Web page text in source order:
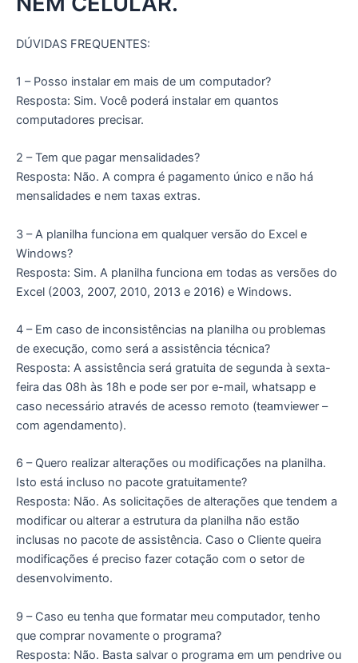
DÚVIDAS FREQUENTES:
1 – Posso instalar em mais de um computador?
Resposta: Sim. Você poderá instalar em quantos
computadores precisar.
2 – Tem que pagar mensalidades?
Resposta: Não. A compra é pagamento único e não há
mensalidades e nem taxas extras.
3 – A planilha funciona em qualquer versão do Excel e
Windows?
Resposta: Sim. A planilha funciona em todas as versões do
Excel (2003, 2007, 2010, 2013 e 2016) e Windows.
4 – Em caso de inconsistências na planilha ou problemas
de execução, como será a assistência técnica?
Resposta: A assistência será gratuita de segunda à sexta-
feira das 08h às 18h e pode ser por e-mail, whatsapp e
caso necessário através de acesso remoto (teamviewer –
com agendamento).
6 – Quero realizar alterações ou modificações na planilha.
Isto está incluso no pacote gratuitamente?
Resposta: Não. As solicitações de alterações que tendem a
modificar ou alterar a estrutura da planilha não estão
inclusas no pacote de assistência. Caso o Cliente queira
modificações é preciso fazer cotação com o setor de
desenvolvimento.
9 – Caso eu tenha que formatar meu computador, tenho
que comprar novamente o programa?
Resposta: Não. Basta salvar o programa em um pendrive ou